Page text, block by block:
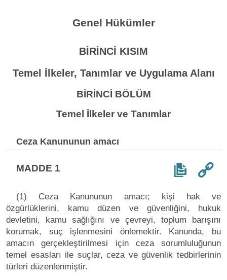
Genel Hükümler
BİRİNCİ KISIM
Temel İlkeler, Tanımlar ve Uygulama Alanı
BİRİNCİ BÖLÜM
Temel İlkeler ve Tanımlar
Ceza Kanununun amacı
MADDE 1
(1) Ceza Kanununun amacı; kişi hak ve
özgürlüklerini, kamu düzen ve güvenliğini, hukuk
devletini, kamu sağlığını ve çevreyi, toplum barışını
korumak, suç işlenmesini önlemektir. Kanunda, bu
amacın gerçekleştirilmesi için ceza sorumluluğunun
temel esasları ile suçlar, ceza ve güvenlik tedbirlerinin
türleri düzenlenmiştir.